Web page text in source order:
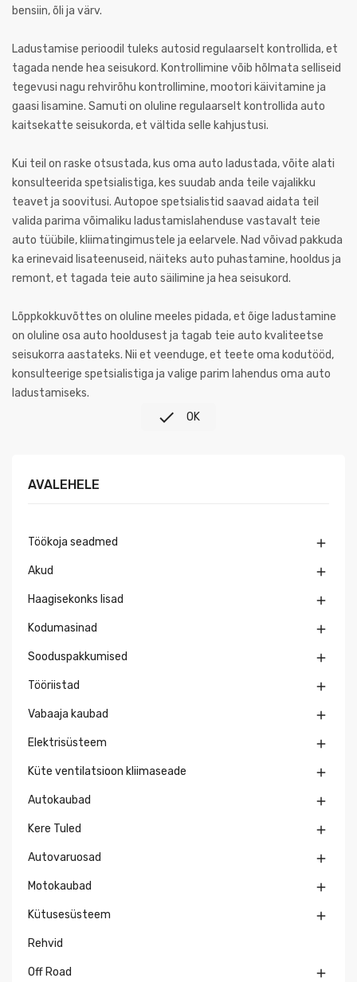
bensiin, õli ja värv.
Ladustamise perioodil tuleks autosid regulaarselt kontrollida, et
tagada nende hea seisukord. Kontrollimine võib hõlmata selliseid
tegevusi nagu rehvirõhu kontrollimine, mootori käivitamine ja
gaasi lisamine. Samuti on oluline regulaarselt kontrollida auto
kaitsekatte seisukorda, et vältida selle kahjustusi.
Kui teil on raske otsustada, kus oma auto ladustada, võite alati
konsulteerida spetsialistiga, kes suudab anda teile vajalikku
teavet ja soovitusi. Autopoe spetsialistid saavad aidata teil
valida parima võimaliku ladustamislahenduse vastavalt teie
auto tüübile, kliimatingimustele ja eelarvele. Nad võivad pakkuda
ka erinevaid lisateenuseid, näiteks auto puhastamine, hooldus ja
remont, et tagada teie auto säilimine ja hea seisukord.
Lõppkokkuvõttes on oluline meeles pidada, et õige ladustamine
on oluline osa auto hooldusest ja tagab teie auto kvaliteetse
seisukorra aastateks. Nii et veenduge, et teete oma kodutööd,
konsulteerige spetsialistiga ja valige parim lahendus oma auto
ladustamiseks.
 OK
AVALEHELE
Töökoja seadmed 
Akud 
Haagisekonks lisad 
Kodumasinad 
Sooduspakkumised 
Tööriistad 
Vabaaja kaubad 
Elektrisüsteem 
Küte ventilatsioon kliimaseade 
Autokaubad 
Kere Tuled 
Autovaruosad 
Motokaubad 
Kütusesüsteem 
Rehvid
Off Road 